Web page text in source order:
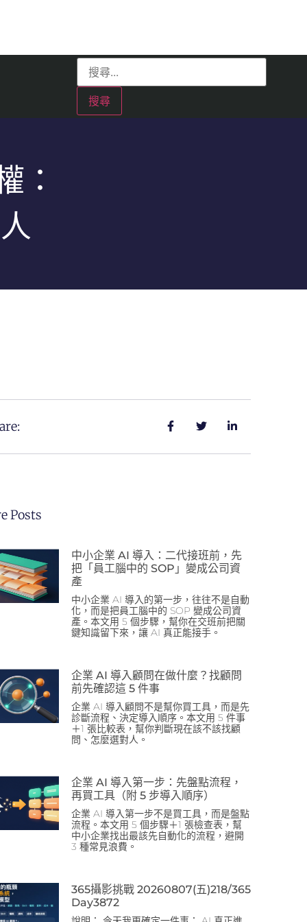
：
Posts
中小企業 AI 導入：二代接班前，先
把「員工腦中的 SOP」變成公司資
產
中小企業 AI 導入的第一步，往往不是自動
化，而是把員工腦中的 SOP 變成公司資
產。本文用 5 個步驟，幫你在交班前把關
鍵知識留下來，讓 AI 真正能接手。
企業 AI 導入顧問在做什麼？找顧問
前先確認這 5 件事
企業 AI 導入顧問不是幫你買工具，而是先
診斷流程、決定導入順序。本文用 5 件事
＋1 張比較表，幫你判斷現在該不該找顧
問、怎麼選對人。
企業 AI 導入第一步：先盤點流程，
再買工具（附 5 步導入順序）
企業 AI 導入第一步不是買工具，而是盤點
流程。本文用 5 個步驟＋1 張檢查表，幫
中小企業找出最該先自動化的流程，避開
3 種常見浪費。
365攝影挑戰 20260807(五)218/365
Day3872